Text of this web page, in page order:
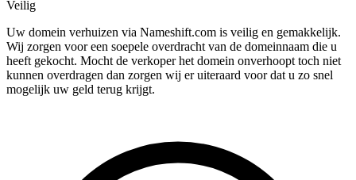
Veilig
Uw domein verhuizen via Nameshift.com is veilig en gemakkelijk.
Wij zorgen voor een soepele overdracht van de domeinnaam die u
heeft gekocht. Mocht de verkoper het domein onverhoopt toch niet
kunnen overdragen dan zorgen wij er uiteraard voor dat u zo snel
mogelijk uw geld terug krijgt.